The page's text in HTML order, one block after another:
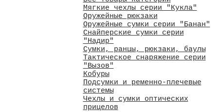
Мягкие чехлы серии "Кукла"
Оружейные рюкзаки
Оружейные сумки серии "Банан"
Снайперские сумки серии
"Надир"
Сумки, ранцы, рюкзаки, баулы
Тактическое снаряжение серии
"Вызов"
Кобуры
Подсумки и ременно-плечевые
системы
Чехлы и сумки оптических
прицелов